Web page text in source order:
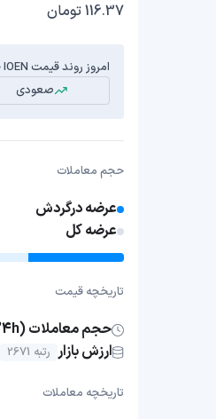
116.37 تومان
امروز روند قیمت IOEN چگونه خواهد بود؟
صعودی
حجم معاملات
عرضه درگردش
عرضه کل
تاریخچه قیمت
حجم معاملات (24h)
ارزش بازار رتبه 2671
تاریخچه معاملات